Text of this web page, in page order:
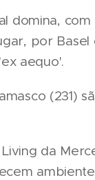
domina,
por Basel
aequo'.
(231)
Living da